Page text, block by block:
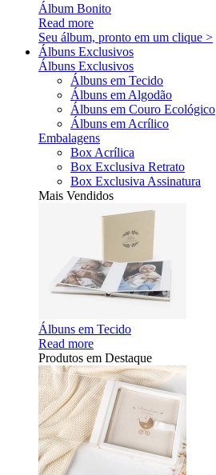
Álbum Bonito
Read more
Seu álbum, pronto em um clique >
Álbuns Exclusivos
Álbuns Exclusivos
Álbuns em Tecido
Álbuns em Algodão
Álbuns em Couro Ecológico
Álbuns em Acrílico
Embalagens
Box Acrílica
Box Exclusiva Retrato
Box Exclusiva Assinatura
Mais Vendidos
Álbuns em Tecido
Read more
Produtos em Destaque